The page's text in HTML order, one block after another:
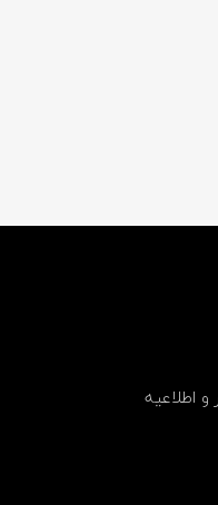
اطلاعیه